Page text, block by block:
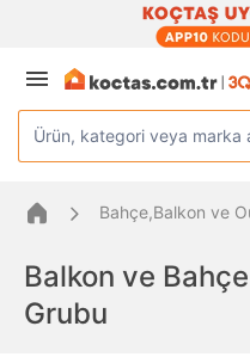
Ürün, kategori veya marka
Bahçe,Balkon ve
Balkon ve
Grubu